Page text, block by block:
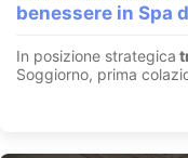
benessere in Spa
In posizione strategica
Soggiorno, prima